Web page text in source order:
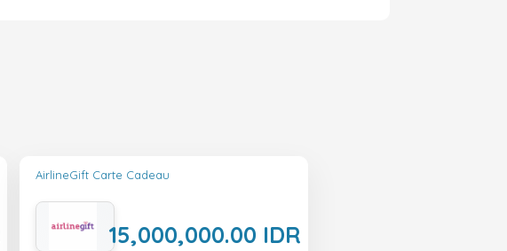
AirlineGift Carte Cadeau
15,000,000.00 IDR